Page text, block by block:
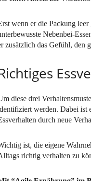
wenn er die Packung
Nebenbei-
zusätzlich das Gefühl, den
diese drei
werden. Dabei ist
durch neue
ist, die eigene
richtig verhalten zu